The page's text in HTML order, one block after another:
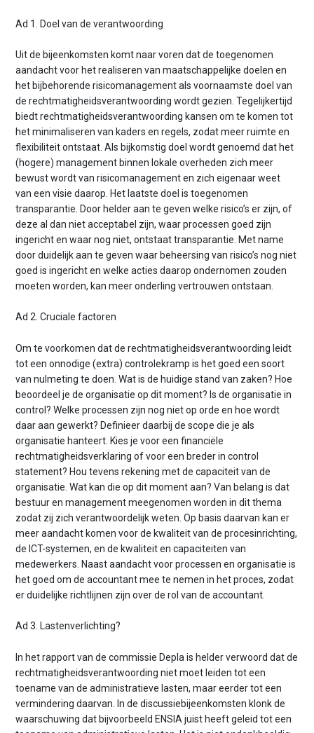
Ad 1. Doel van de verantwoording
Uit de bijeenkomsten komt naar voren dat de toegenomen
aandacht voor het realiseren van maatschappelijke doelen en
het bijbehorende risicomanagement als voornaamste doel van
de rechtmatigheidsverantwoording wordt gezien. Tegelijkertijd
biedt rechtmatigheidsverantwoording kansen om te komen tot
het minimaliseren van kaders en regels, zodat meer ruimte en
flexibiliteit ontstaat. Als bijkomstig doel wordt genoemd dat het
(hogere) management binnen lokale overheden zich meer
bewust wordt van risicomanagement en zich eigenaar weet
van een visie daarop. Het laatste doel is toegenomen
transparantie. Door helder aan te geven welke risico’s er zijn, of
deze al dan niet acceptabel zijn, waar processen goed zijn
ingericht en waar nog niet, ontstaat transparantie. Met name
door duidelijk aan te geven waar beheersing van risico’s nog niet
goed is ingericht en welke acties daarop ondernomen zouden
moeten worden, kan meer onderling vertrouwen ontstaan.
Ad 2. Cruciale factoren
Om te voorkomen dat de rechtmatigheidsverantwoording leidt
tot een onnodige (extra) controlekramp is het goed een soort
van nulmeting te doen. Wat is de huidige stand van zaken? Hoe
beoordeel je de organisatie op dit moment? Is de organisatie in
control? Welke processen zijn nog niet op orde en hoe wordt
daar aan gewerkt? Definieer daarbij de scope die je als
organisatie hanteert. Kies je voor een financiële
rechtmatigheidsverklaring of voor een breder in control
statement? Hou tevens rekening met de capaciteit van de
organisatie. Wat kan die op dit moment aan? Van belang is dat
bestuur en management meegenomen worden in dit thema
zodat zij zich verantwoordelijk weten. Op basis daarvan kan er
meer aandacht komen voor de kwaliteit van de procesinrichting,
de ICT-systemen, en de kwaliteit en capaciteiten van
medewerkers. Naast aandacht voor processen en organisatie is
het goed om de accountant mee te nemen in het proces, zodat
er duidelijke richtlijnen zijn over de rol van de accountant.
Ad 3. Lastenverlichting?
In het rapport van de commissie Depla is helder verwoord dat de
rechtmatigheidsverantwoording niet moet leiden tot een
toename van de administratieve lasten, maar eerder tot een
vermindering daarvan. In de discussiebijeenkomsten klonk de
waarschuwing dat bijvoorbeeld ENSIA juist heeft geleid tot een